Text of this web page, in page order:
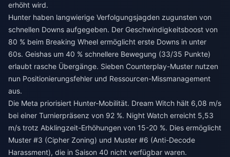
erhöht wird.
Hunter haben langwierige Verfolgungsjagden zugunsten von
schnellen Downs aufgegeben. Der Geschwindigkeitsboost von
80 % beim Breaking Wheel ermöglicht erste Downs in unter
60s. Geishas um 40 % schnellere Bewegung (33/35 Punkte)
erlaubt rasche Übergänge. Sieben Counterplay-Muster nutzen
nun Positionierungsfehler und Ressourcen-Missmanagement
aus.
Die Meta priorisiert Hunter-Mobilität. Dream Witch hält 6,08 m/s
bei einer Turnierpräsenz von 92 %. Night Watch erreicht 5,53
m/s trotz Abklingzeit-Erhöhungen von 15-20 %. Dies ermöglicht
Muster #3 (Cipher Zoning) und Muster #6 (Anti-Decode
Harassment), die in Saison 40 nicht verfügbar waren.